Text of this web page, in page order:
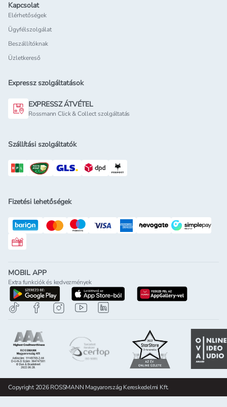
Kapcsolat
Elérhetőségek
Ügyfélszolgálat
Beszállítóknak
Üzletkereső
Expressz szolgáltatások
EXPRESSZ ÁTVÉTEL
Rossmann Click & Collect szolgáltatás
Szállítási szolgáltatók
Fizetési lehetőségek
Rossmann ajándékkártya
MOBIL APP
Extra funkciók és kedvezmények
letöltés a google-play-rölletöltés az app-store-ból
letöltés
Copyright 2026 ROSSMANN Magyarország Kereskedelmi Kft.